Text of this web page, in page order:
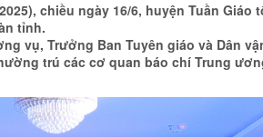
chiều ngày 16/6, huyện Tuần
tỉnh.
vụ, Trưởng Ban Tuyên giáo và Dân
trú các cơ quan báo chí Trung